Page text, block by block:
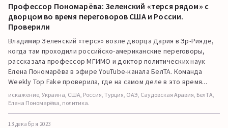
Профессор Пономарёва: Зеленский «терся рядом» с
дворцом во время переговоров США и России.
Проверили
Владимир Зеленский «терся» возле дворца Дария в Эр-Рияде,
когда там проходили российско-американские переговоры,
рассказала профессор МГИМО и доктор политических наук
Елена Пономарёва в эфире YouTube-канала БелТА. Команда
Weekly Top Fake проверила, где на самом деле в это время...
искажение, Украина, США, Россия, Турция, ОАЭ, Саудовская Аравия, БелТА,
Елена Пономарёва, политика.
13 декабря 2023